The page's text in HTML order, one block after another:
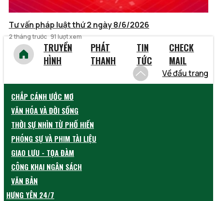
Tư vấn pháp luật thứ 2 ngày 8/6/2026
2 tháng trước 91 lượt xem
TRUYỀN
HÌNH
PHÁT
THANH
TIN
TỨC
CHECK
MAIL
Về đầu trang
CHẮP CÁNH ƯỚC MƠ
VĂN HÓA VÀ ĐỜI SỐNG
THỜI SỰ NHÌN TỪ PHỐ HIẾN
PHÓNG SỰ VÀ PHIM TÀI LIỆU
GIAO LƯU - TỌA ĐÀM
CÔNG KHAI NGÂN SÁCH
VĂN BẢN
HƯNG YÊN 24/7